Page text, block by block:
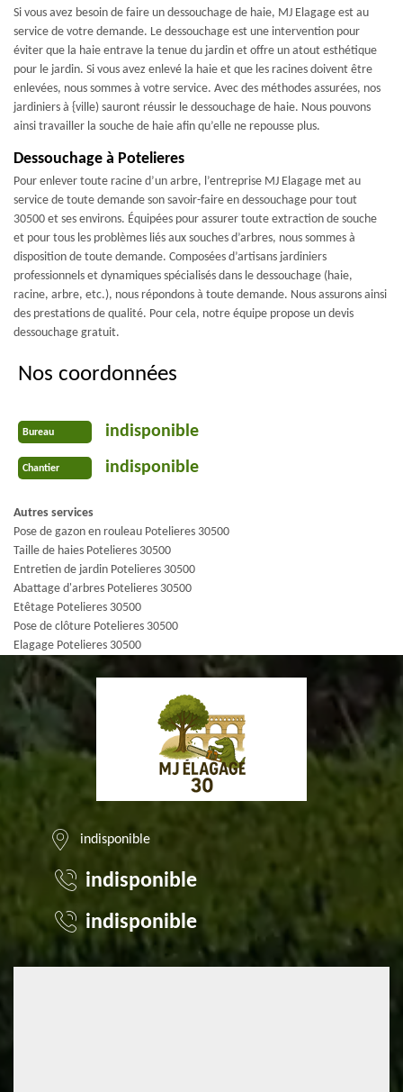
Si vous avez besoin de faire un dessouchage de haie, MJ Elagage est au
service de votre demande. Le dessouchage est une intervention pour
éviter que la haie entrave la tenue du jardin et offre un atout esthétique
pour le jardin. Si vous avez enlevé la haie et que les racines doivent être
enlevées, nous sommes à votre service. Avec des méthodes assurées, nos
jardiniers à {ville) sauront réussir le dessouchage de haie. Nous pouvons
ainsi travailler la souche de haie afin qu’elle ne repousse plus.
Dessouchage à Potelieres
Pour enlever toute racine d’un arbre, l’entreprise MJ Elagage met au
service de toute demande son savoir-faire en dessouchage pour tout
30500 et ses environs. Équipées pour assurer toute extraction de souche
et pour tous les problèmes liés aux souches d’arbres, nous sommes à
disposition de toute demande. Composées d’artisans jardiniers
professionnels et dynamiques spécialisés dans le dessouchage (haie,
racine, arbre, etc.), nous répondons à toute demande. Nous assurons ainsi
des prestations de qualité. Pour cela, notre équipe propose un devis
dessouchage gratuit.
Nos coordonnées
Bureau indisponible
Chantier indisponible
Autres services
Pose de gazon en rouleau Potelieres 30500
Taille de haies Potelieres 30500
Entretien de jardin Potelieres 30500
Abattage d'arbres Potelieres 30500
Etêtage Potelieres 30500
Pose de clôture Potelieres 30500
Elagage Potelieres 30500
indisponible
indisponible
indisponible